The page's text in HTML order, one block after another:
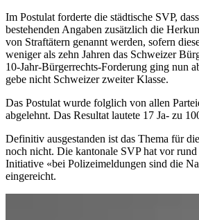
Im Postulat forderte die städtische SVP,
bestehenden Angaben zusätzlich die
von Straftätern genannt werden, sofern
weniger als zehn Jahren das Schweizer
10-Jahr-Bürgerrechts-Forderung ging nun
gebe nicht Schweizer zweiter Klasse.
Das Postulat wurde folglich von allen
abgelehnt. Das Resultat lautete 17 Ja- zu
Definitiv ausgestanden ist das Thema für
noch nicht. Die kantonale SVP hat vor
Initiative «bei Polizeimeldungen sind die
eingereicht.